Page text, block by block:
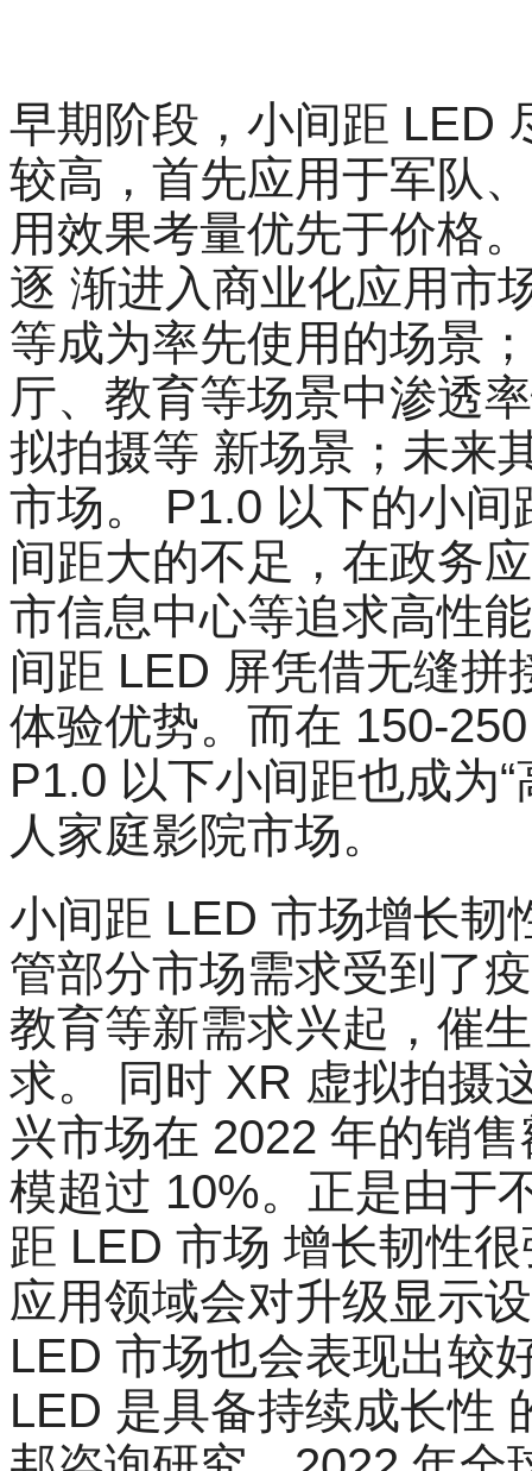
早期阶段，小间距 LED
较高，首先应用于军队
用效果考量优先于价格
逐 渐进入商业化应用市
等成为率先使用的场景
厅、教育等场景中渗透
拟拍摄等 新场景；未来
市场。 P1.0 以下的小
间距大的不足，在政务
市信息中心等追求高性
间距 LED 屏凭借无缝拼
体验优势。而在 150-
P1.0 以下小间距也成为
人家庭影院市场。
小间距 LED 市场增长韧
管部分市场需求受到了
教育等新需求兴起，催
求。 同时 XR 虚拟拍摄
兴市场在 2022 年的销
模超过 10%。正是由于
距 LED 市场 增长韧性
应用领域会对升级显示
LED 市场也会表现出较
LED 是具备持续成长性